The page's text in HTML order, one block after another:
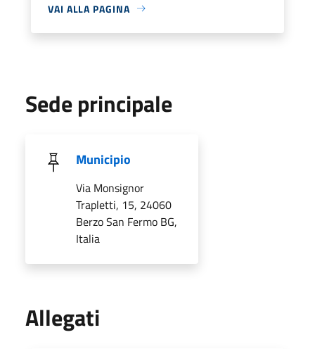
VAI ALLA PAGINA
Sede principale
Municipio
Via Monsignor
Trapletti, 15, 24060
Berzo San Fermo BG,
Italia
Allegati